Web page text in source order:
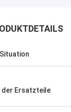
der Ersatzteile